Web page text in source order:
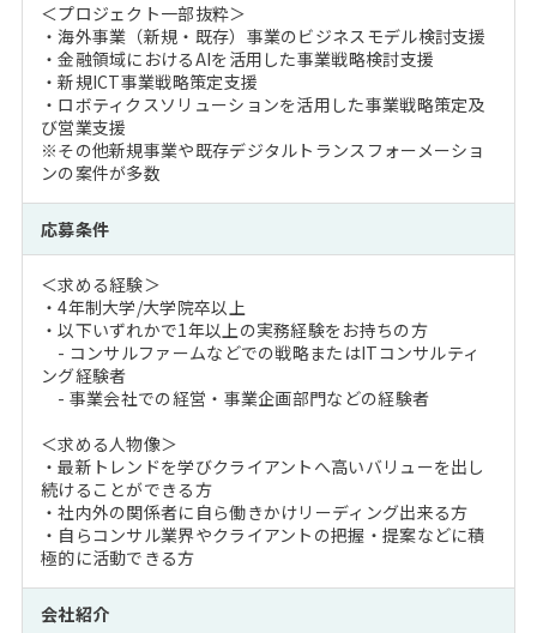
＜プロジェクト一部抜粋＞
・海外事業（新規・既存）事業のビジネスモデル検討支援
・金融領域におけるAIを活用した事業戦略検討支援
・新規ICT事業戦略策定支援
・ロボティクスソリューションを活用した事業戦略策定及
び営業支援
※その他新規事業や既存デジタルトランスフォーメーショ
ンの案件が多数
応募条件
＜求める経験＞
・4年制大学/大学院卒以上
・以下いずれかで1年以上の実務経験をお持ちの方
- コンサルファームなどでの戦略またはITコンサルティ
ング経験者
- 事業会社での経営・事業企画部門などの経験者
＜求める人物像＞
・最新トレンドを学びクライアントへ高いバリューを出し
続けることができる方
・社内外の関係者に自ら働きかけリーディング出来る方
・自らコンサル業界やクライアントの把握・提案などに積
極的に活動できる方
会社紹介